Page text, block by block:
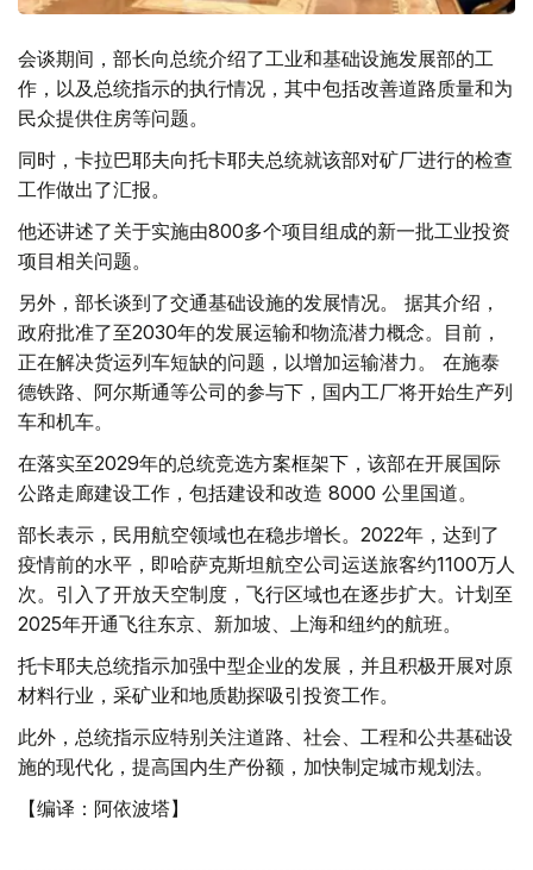
会谈期间，部长向总统介绍了工业和基础设施发展部的工
作，以及总统指示的执行情况，其中包括改善道路质量和为
民众提供住房等问题。
同时，卡拉巴耶夫向托卡耶夫总统就该部对矿厂进行的检查
工作做出了汇报。
他还讲述了关于实施由800多个项目组成的新一批工业投资
项目相关问题。
另外，部长谈到了交通基础设施的发展情况。 据其介绍，
政府批准了至2030年的发展运输和物流潜力概念。目前，
正在解决货运列车短缺的问题，以增加运输潜力。 在施泰
德铁路、阿尔斯通等公司的参与下，国内工厂将开始生产列
车和机车。
在落实至2029年的总统竞选方案框架下，该部在开展国际
公路走廊建设工作，包括建设和改造 8000 公里国道。
部长表示，民用航空领域也在稳步增长。2022年，达到了
疫情前的水平，即哈萨克斯坦航空公司运送旅客约1100万人
次。引入了开放天空制度，飞行区域也在逐步扩大。计划至
2025年开通飞往东京、新加坡、上海和纽约的航班。
托卡耶夫总统指示加强中型企业的发展，并且积极开展对原
材料行业，采矿业和地质勘探吸引投资工作。
此外，总统指示应特别关注道路、社会、工程和公共基础设
施的现代化，提高国内生产份额，加快制定城市规划法。
【编译：阿依波塔】